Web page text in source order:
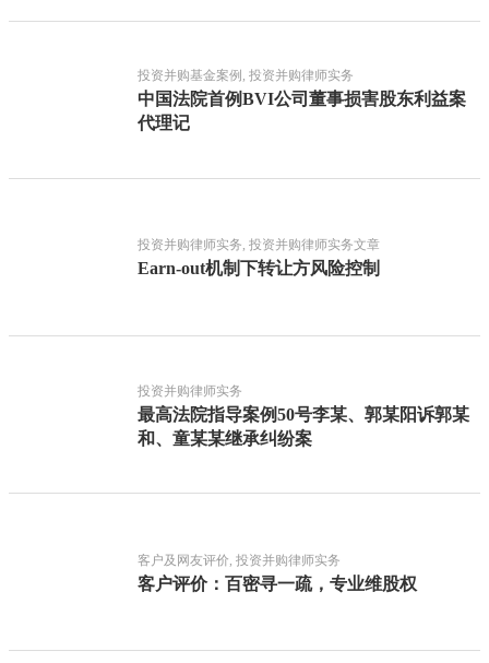
投资并购基金案例, 投资并购律师实务
中国法院首例BVI公司董事损害股东利益案
代理记
投资并购律师实务, 投资并购律师实务文章
Earn-out机制下转让方风险控制
投资并购律师实务
最高法院指导案例50号李某、郭某阳诉郭某
和、童某某继承纠纷案
客户及网友评价, 投资并购律师实务
客户评价：百密寻一疏，专业维股权